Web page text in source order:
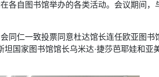
各自图书馆举办的各类活动。会议期间，
同仁一致投票同意杜达馆长连任欧亚图书
国家图书馆馆长乌米达·捷莎芭耶娃和亚